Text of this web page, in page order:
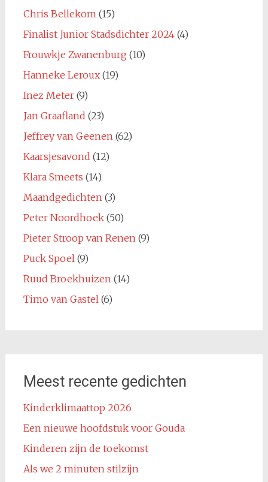
Chris Bellekom (15)
Finalist Junior Stadsdichter 2024(4)
Frouwkje Zwanenburg (10)
Hanneke Leroux(19)
Inez Meter(9)
Jan Graafland (23)
Jeffrey van Geenen (62)
Kaarsjesavond (12)
Klara Smeets (14)
Maandgedichten (3)
Peter Noordhoek(50)
Pieter Stroop van Renen (9)
Puck Spoel (9)
Ruud Broekhuizen (14)
Timo van Gastel (6)
Meest recente gedichten
Kinderklimaattop 2026
Een nieuwe hoofdstuk voor Gouda
Kinderen zijn de toekomst
Als we 2 minuten stilzijn